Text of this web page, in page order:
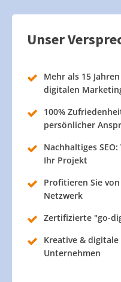
Unser
Mehr als 15
digitalen
100%
persönlicher
Nachhaltiges
Ihr Projekt
Profitieren Sie
Netzwerk
Zertifizierte "go-
Kreative &
Unternehmen